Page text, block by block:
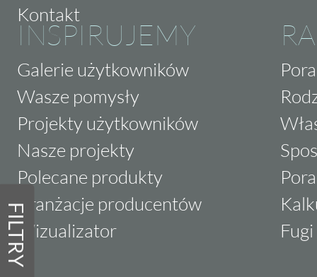
FILTRY
Kontakt
INSPIRUJEMY
Galerie użytkowników
Wasze pomysły
Projekty użytkowników
Nasze projekty
Polecane produkty
Aranżacje producentów
Wizualizator